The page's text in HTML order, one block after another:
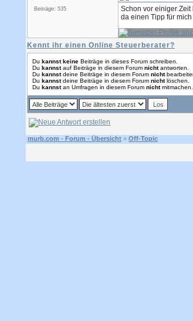
Beiträge: 535
Schon vor einiger
da einen Tipp für
Kennt ihr einen Online Steuerberater?
Du kannst keine Beiträge in dieses Forum schreiben.
Du kannstauf Beiträge in diesem Forum nichtantworten.
Du kannstdeine Beiträge in diesem Forum nicht
Du kannstdeine Beiträge in diesem Forum nichtlöschen.
Du kannstan Umfragen in diesem Forum nichtmitmachen.
murb.com - Forum - Übersicht » Off-Topic